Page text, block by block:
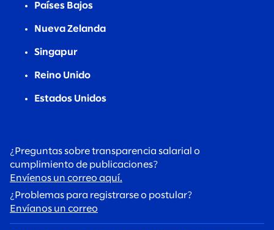
Países Bajos
Nueva Zelanda
Singapur
Reino Unido
Estados Unidos
¿Preguntas sobre transparencia salarial o
cumplimiento de publicaciones?
Envíenos un correo aquí.
¿Problemas para registrarse o postular?
Envíanos un correo